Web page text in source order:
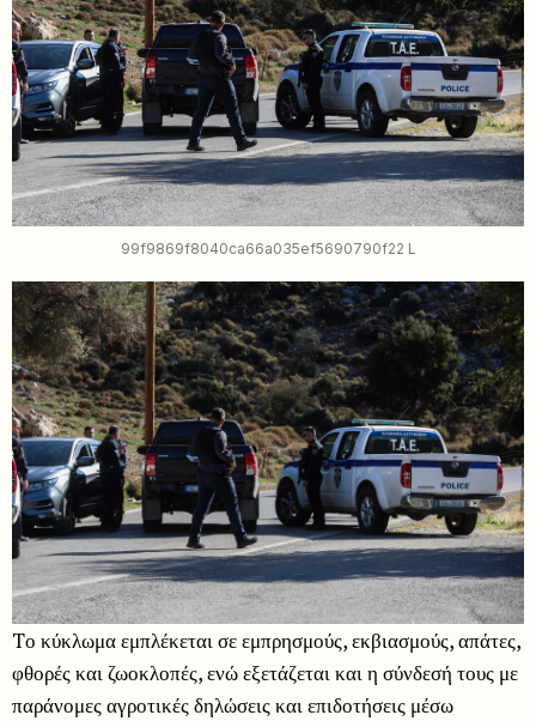
99f9869f8040ca66a035ef5690790f22 L
Tο κύκλωμα εμπλέκεται σε εμπρησμούς, εκβιασμούς, απάτες,
φθορές και ζωοκλοπές, ενώ εξετάζεται και η σύνδεσή τους με
παράνομες αγροτικές δηλώσεις και επιδοτήσεις μέσω